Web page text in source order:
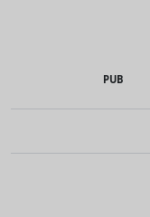
PUB